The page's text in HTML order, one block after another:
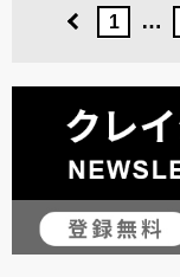
1 …